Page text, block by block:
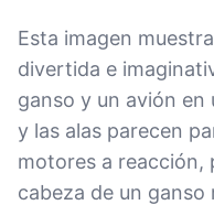
Esta imagen
divertida e
ganso y un avión en
y las alas parecen
motores a reacción,
cabeza de un